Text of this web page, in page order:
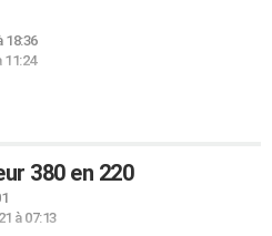
18:36
11:24
380 en 220
à 07:13